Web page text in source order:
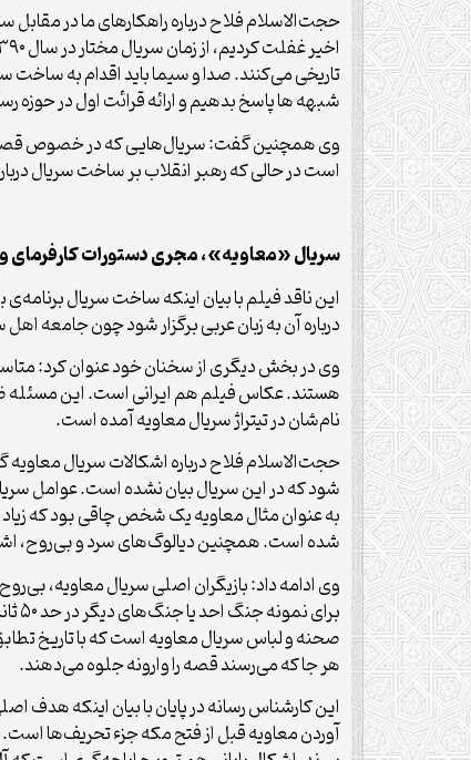
حجت‌الاسلام فلاح درباره راهکارهای ما در
تاریخی می‌کنند. صدا و سیما باید اقدام به
شبهه ها پاسخ بدهیم و ارائه قرائت اول در
وی همچنین گفت: سریال‌هایی که در خصوص
است در حالی که رهبر انقلاب بر ساخت سریال‌
سریال «معاویه»، مجری دستورات
این ناقد فیلم با بیان اینکه ساخت سریال
درباره آن به زبان عربی برگزار شود چون جامعه
هستند. عکاس فیلم هم ایرانی است. این مسئله
نام‌شان در تیتراژ سریال معاویه آمده است.
حجت‌الاسلام فلاح درباره اشکالات سریال
شود که در این سریال بیان نشده است. عوامل
به عنوان مثال معاویه یک شخص چاقی بود که
شده است. همچنین دیالوگ‌های سرد و بی‌روح،
صحنه و لباس سریال معاویه است که با تاریخ
هر جا که می‌رسند قصه را وارونه جلوه می‌دهند.
این کارشناس رسانه در پایان با بیان اینکه هدف
آوردن معاویه قبل از فتح مکه جزء تحریف‌ها